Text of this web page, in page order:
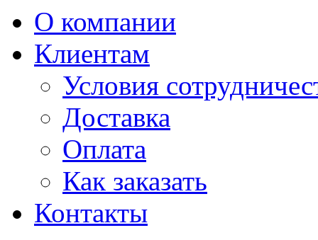
О компании
Клиентам
Условия
Доставка
Оплата
Как заказать
Контакты